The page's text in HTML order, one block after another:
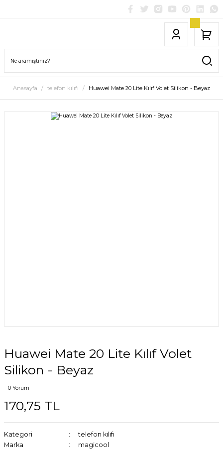
Anasayfa telefon kılıfı Huawei Mate 20 Lite Kılıf Volet Silikon - Beyaz
Huawei Mate 20 Lite Kılıf Volet
Silikon - Beyaz
0 Yorum
170,75 TL
Kategori
telefon kılıfı
Marka
magicool